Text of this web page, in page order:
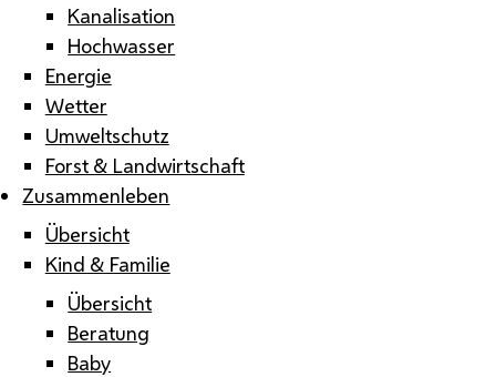
Kanalisation
Hochwasser
Energie
Wetter
Umweltschutz
Forst & Landwirtschaft
Zusammenleben
Übersicht
Kind & Familie
Übersicht
Beratung
Baby